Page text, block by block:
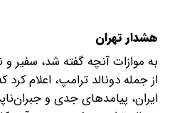
هشدار تهران
به موازات آنچه گفته شد، سفیر و
از جمله دونالد ترامپ، اعلام
ایران، پیامدهای جدی و